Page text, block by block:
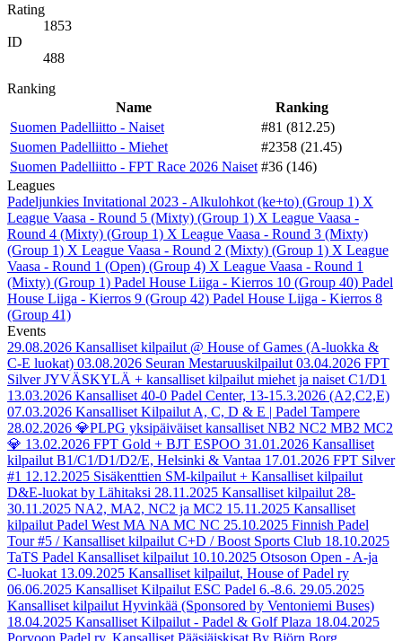
Rating
1853
ID
488
Ranking
Name
Ranking
Suomen Padelliitto - Naiset
#81 (812.25)
Suomen Padelliitto - Miehet
#2358 (21.45)
Suomen Padelliitto - FPT Race 2026 Naiset #36 (146)
Leagues
Padeljunkies Invitational 2023 - Alkulohkot (ke+to) (Group 1) X
League Vaasa - Round 5 (Mixty) (Group 1) X League Vaasa -
Round 4 (Mixty) (Group 1) X League Vaasa - Round 3 (Mixty)
(Group 1) X League Vaasa - Round 2 (Mixty) (Group 1) X League
Vaasa - Round 1 (Open) (Group 4) X League Vaasa - Round 1
(Mixty) (Group 1) Padel House Liiga - Kierros 10 (Group 40) Padel
House Liiga - Kierros 9 (Group 42) Padel House Liiga - Kierros 8
(Group 41)
Events
29.08.2026 Kansalliset kilpailut @ House of Games (A-luokka &
C-E luokat) 03.08.2026 Seuran Mestaruuskilpailut 03.04.2026 FPT
Silver JYVÄSKYLÄ + kansalliset kilpailut miehet ja naiset C1/D1
13.03.2026 Kansalliset 40-0 Padel Center, 13-15.3.2026 (A2,C2,E)
07.03.2026 Kansalliset Kilpailut A, C, D & E | Padel Tampere
28.02.2026 💎PLPG yksipäiväiset kansalliset NB2 NC2 MB2 MC2
💎 13.02.2026 FPT Gold + BJT ESPOO 31.01.2026 Kansalliset
kilpailut B1/C1/D1/D2/E, Helsinki & Vantaa 17.01.2026 FPT Silver
#1 12.12.2025 Sisäkenttien SM-kilpailut + Kansalliset kilpailut
D&E-luokat by Lähitaksi 28.11.2025 Kansalliset kilpailut 28-
30.11.2025 NA2, MA2, NC2 ja MC2 15.11.2025 Kansalliset
kilpailut Padel West MA NA MC NC 25.10.2025 Finnish Padel
Tour #5 / Kansalliset kilpailut C+D / Boost Sports Club 18.10.2025
TaTS Padel Kansalliset kilpailut 10.10.2025 Otsoson Open - A-ja
C-luokat 13.09.2025 Kansalliset kilpailut, House of Padel ry
06.06.2025 Kansalliset Kilpailut ESC Padel 6.-8.6. 29.05.2025
Kansalliset kilpailut Hyvinkää (Sponsored by Ventoniemi Buses)
18.04.2025 Kansalliset Kilpailut - Padel & Golf Plaza 18.04.2025
Porvoon Padel ry. Kansalliset Pääsiäiskisat By Björn Borg